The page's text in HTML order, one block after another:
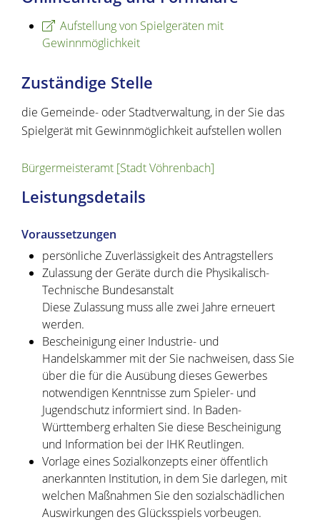
Aufstellung von Spielgeräten mit
Gewinnmöglichkeit
Zuständige Stelle
die Gemeinde- oder Stadtverwaltung, in der Sie das
Spielgerät mit Gewinnmöglichkeit aufstellen wollen
Bürgermeisteramt [Stadt Vöhrenbach]
Leistungsdetails
Voraussetzungen
persönliche Zuverlässigkeit des Antragstellers
Zulassung der Geräte durch die Physikalisch-
Technische Bundesanstalt
Diese Zulassung muss alle zwei Jahre erneuert
werden.
Bescheinigung einer Industrie- und
Handelskammer mit der Sie nachweisen, dass Sie
über die für die Ausübung dieses Gewerbes
notwendigen Kenntnisse zum Spieler- und
Jugendschutz informiert sind. In Baden-
Württemberg erhalten Sie diese Bescheinigung
und Information bei der IHK Reutlingen.
Vorlage eines Sozialkonzepts einer öffentlich
anerkannten Institution, in dem Sie darlegen, mit
welchen Maßnahmen Sie den sozialschädlichen
Auswirkungen des Glücksspiels vorbeugen.